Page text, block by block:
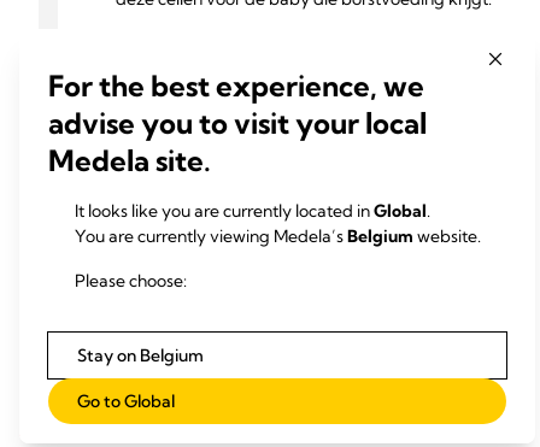
spannende ontdekkingsreis en ik zal dit
onderzoek voortzetten aan de University of
Western Australia."
For the best experience, we
advise you to visit your local
Medela site.
It looks like you are currently located inGlobal.
You are currently viewing Medela’sBelgium website.
Please choose:
Stay on Belgium
Go to Global